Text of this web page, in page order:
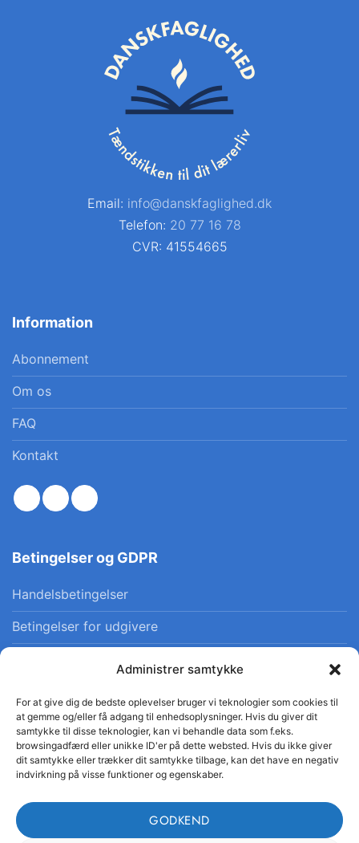
Administrer samtykke
For at give dig de bedste oplevelser bruger vi teknologier som cookies til
at gemme og/eller få adgang til enhedsoplysninger. Hvis du giver dit
samtykke til disse teknologier, kan vi behandle data som f.eks.
browsingadfærd eller unikke ID'er på dette websted. Hvis du ikke giver
dit samtykke eller trækker dit samtykke tilbage, kan det have en negativ
indvirkning på visse funktioner og egenskaber.
GODKEND
Email: info@danskfaglighed.dk
Telefon: 20 77 16 78
CVR: 41554665
Information
Abonnement
Om os
FAQ
Kontakt
Betingelser og GDPR
Handelsbetingelser
Betingelser for udgivere